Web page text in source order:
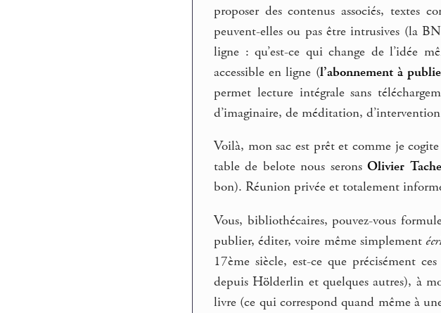
proposer des contenus associés, textes
peuvent-elles ou pas être intrusives (la
ligne : qu’est-ce qui change de l’idée
accessible en ligne (l’abonnement à
permet lecture intégrale sans
d’imaginaire, de méditation,
Voilà, mon sac est prêt et comme je
table de belote nous serons Olivier
bon). Réunion privée et totalement
Vous, bibliothécaires, pouvez-vous
publier, éditer, voire même simplement
17ème siècle, est-ce que précisément
depuis Hölderlin et quelques autres), à
livre (ce qui correspond quand même à